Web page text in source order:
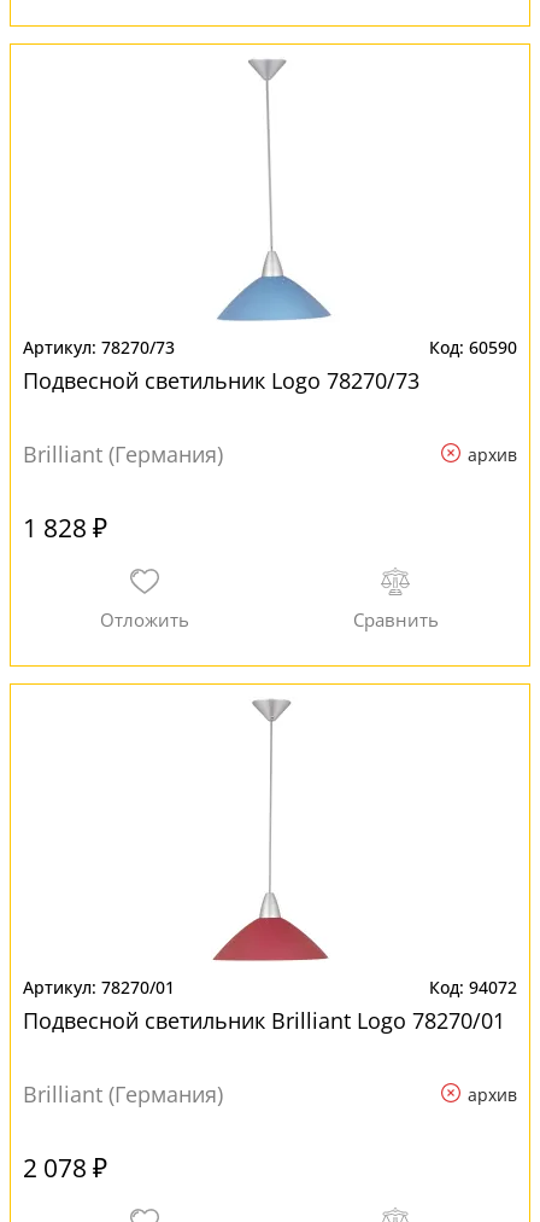
78270/73 60590
Подвесной светильник Logo 78270/73
Brilliant (Германия) архив
1 828 ₽
78270/01 94072
Подвесной светильник Brilliant Logo 78270/01
Brilliant (Германия) архив
2 078 ₽